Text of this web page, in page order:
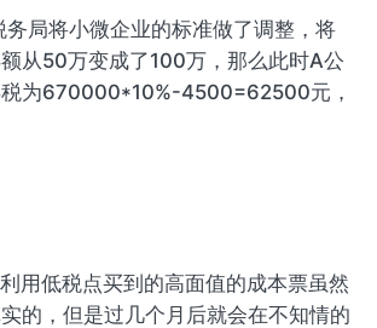
局将小微企业的标准做了调整，将
从50万变成了100万，那么此时A公
税为670000*10%-4500=62500元，
用低税点买到的高面值的成本票虽然
的，但是过几个月后就会在不知情的